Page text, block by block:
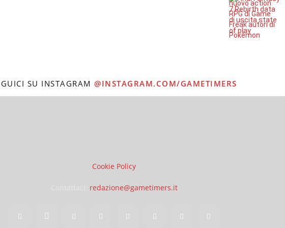
SU INSTAGRAM @INSTAGRAM.COM/GAMETIMERS
Cookie Policy
redazione@gametimers.it